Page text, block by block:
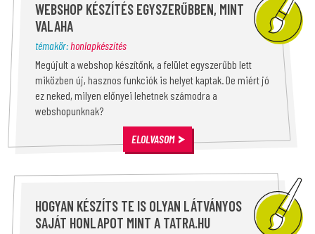
WEBSHOP KÉSZÍTÉS EGYSZERŰBBEN, MINT
VALAHA
témakör:honlapkészítés
Megújult a webshop készítőnk, a felület egyszerűbb lett
miközben új, hasznos funkciók is helyet kaptak. De miért jó
ez neked, milyen előnyei lehetnek számodra a
webshopunknak?
ELOLVASOM
HOGYAN KÉSZÍTS TE IS OLYAN LÁTVÁNYOS
SAJÁT HONLAPOT MINT A TATRA.HU